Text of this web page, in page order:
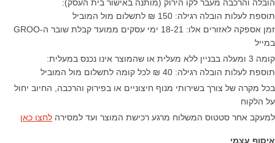
הובלה והרכבה מעבר לקו הירוק (מותנה באישור בית העסק):
תוספת לעלות הובלה רגילה: 150 ₪ לתשלום מול המוביל
זמן אספקה לאזורים אלו: 18-21 ימי עסקים ממועד קבלת שובר ה-GROO
במייל
קומה 3 ומעלה בבניין ללא מעלית או שהמוצר אינו נכנס במעלית:
תוספת לעלות הובלה רגילה: 40 ₪ לכל קומה לתשלום מול המוביל
בכל מקרה של צורך בשירותי מנוף חיצוניים או בפירוק והרכבה, החיוב יחול
על הלקוח
למעקב אחר סטטוס המשלוח מרגע רכישת המוצר ועד למסירה לחצו כאן
איסוף עצמי